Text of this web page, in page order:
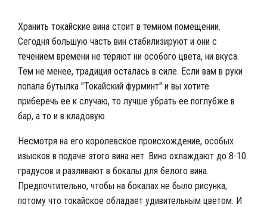
Хранить токайские вина стоит в темном помещении.
Сегодня большую часть вин стабилизируют и они с
течением времени не теряют ни особого цвета, ни вкуса.
Тем не менее, традиция осталась в силе. Если вам в руки
попала бутылка "Токайский фурминт" и вы хотите
приберечь ее к случаю, то лучше убрать ее поглубже в
бар, а то и в кладовую.
Несмотря на его королевское происхождение, особых
изысков в подаче этого вина нет. Вино охлаждают до 8-10
градусов и разливают в бокалы для белого вина.
Предпочтительно, чтобы на бокалах не было рисунка,
потому что токайское обладает удивительным цветом. И